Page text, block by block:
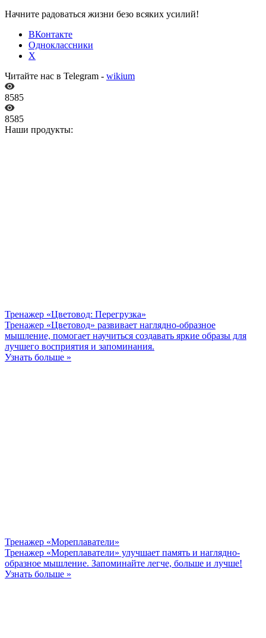
Начните радоваться жизни безо всяких усилий!
ВКонтакте
Одноклассники
X
Читайте нас в Telegram - wikium
8585
8585
Наши продукты:
Тренажер «Цветовод: Перегрузка»
Тренажер «Цветовод» развивает наглядно-образное
мышление, помогает научиться создавать яркие образы для
лучшего восприятия и запоминания.
Узнать больше »
Тренажер «Мореплаватели»
Тренажер «Мореплаватели» улучшает память и наглядно-
образное мышление. Запоминайте легче, больше и лучше!
Узнать больше »